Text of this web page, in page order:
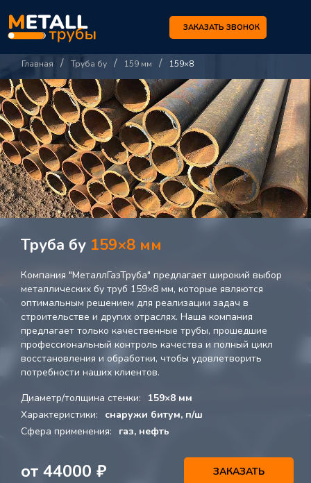
ЗАКАЗАТЬ ЗВОНОК
Главная / Труба бу / 159 мм / 159×8
Труба бу 159×8 мм
Компания "МеталлГазТруба" предлагает широкий выбор
металлических бу труб 159×8 мм, которые являются
оптимальным решением для реализации задач в
строительстве и других отраслях. Наша компания
предлагает только качественные трубы, прошедшие
профессиональный контроль качества и полный цикл
восстановления и обработки, чтобы удовлетворить
потребности наших клиентов.
Диаметр/толщина стенки:
159×8 мм
Характеристики:
снаружи битум, п/ш
Сфера применения:
газ, нефть
от 44000 ₽ ЗАКАЗАТЬ